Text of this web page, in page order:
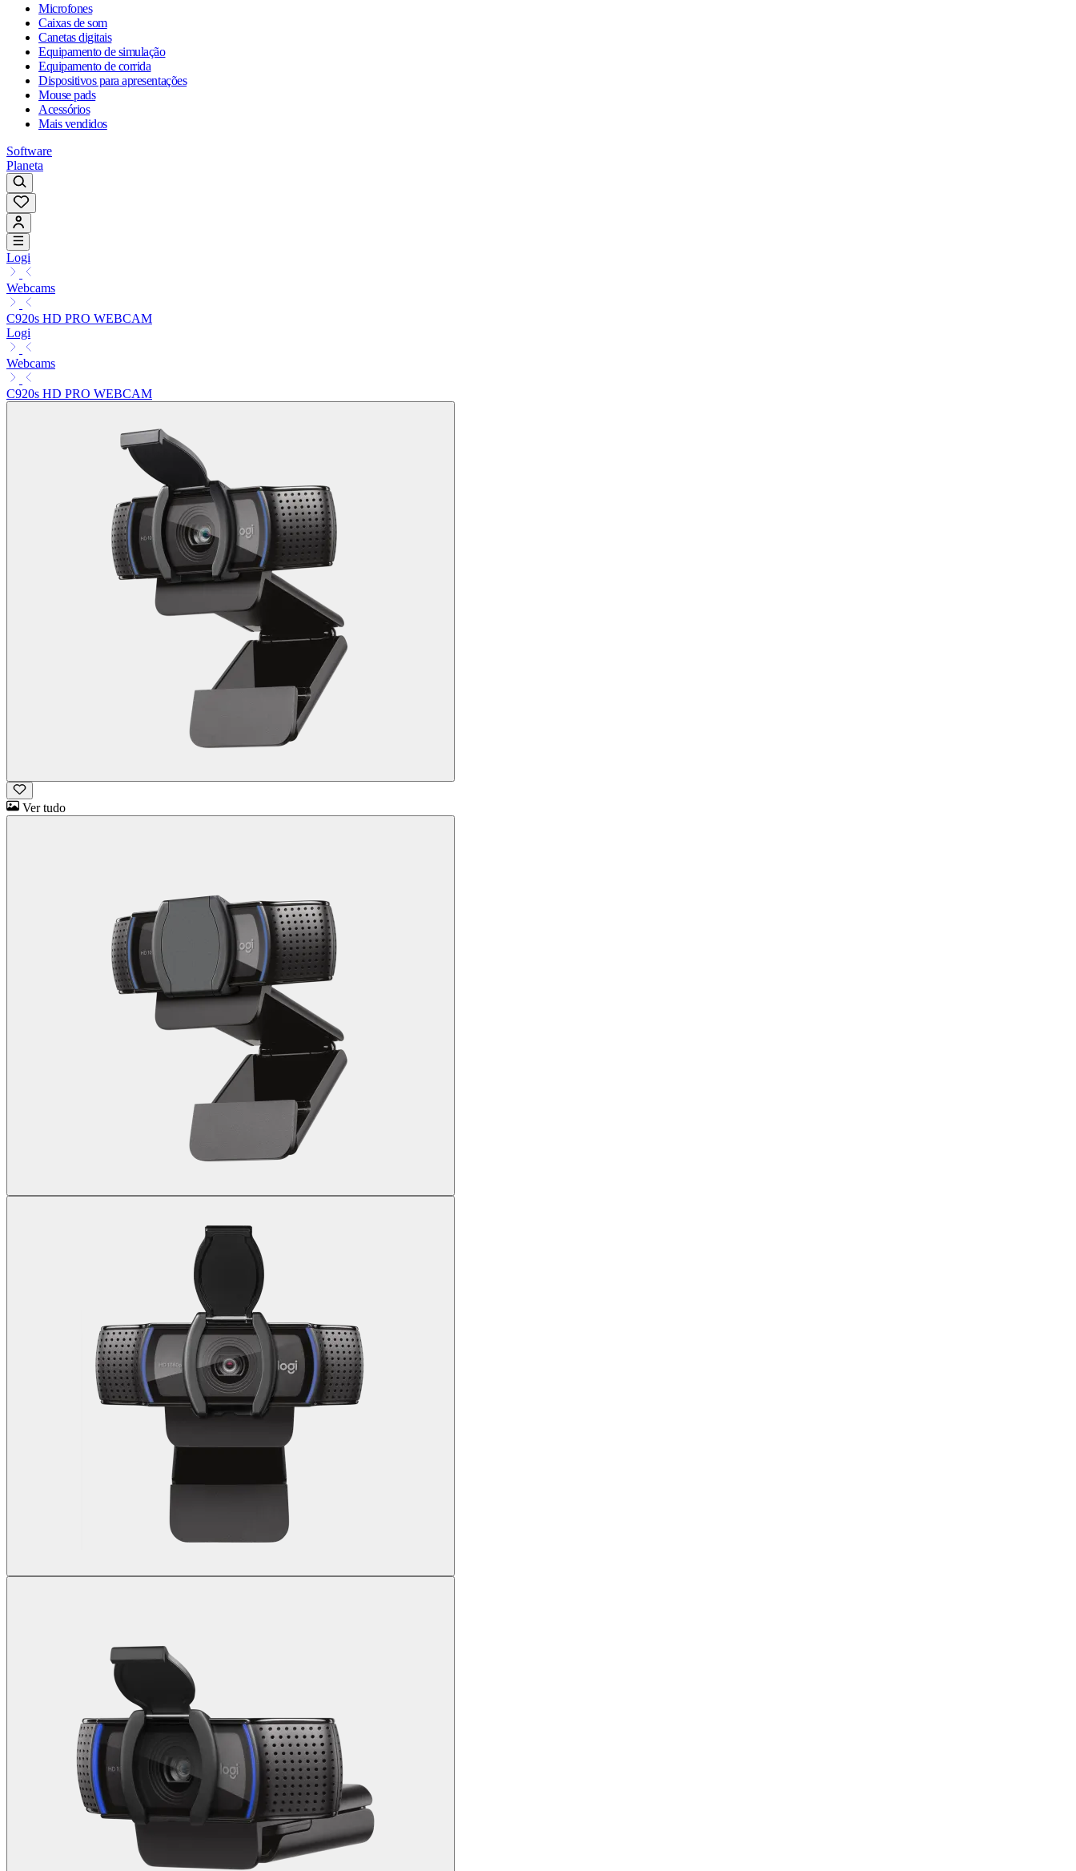
Microfones
Caixas de som
Canetas digitais
Equipamento de simulação
Equipamento de corrida
Dispositivos para apresentações
Mouse pads
Acessórios
Mais vendidos
Software
Planeta
Logi
Webcams
C920s HD PRO WEBCAM
Logi
Webcams
C920s HD PRO WEBCAM
Ver tudo